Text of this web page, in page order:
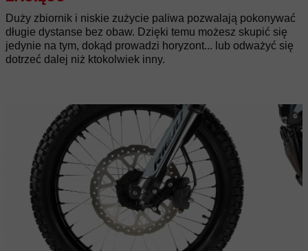
Duży zbiornik i niskie zużycie paliwa pozwalają pokonywać
długie dystanse bez obaw. Dzięki temu możesz skupić się
jedynie na tym, dokąd prowadzi horyzont... lub odważyć się
dotrzeć dalej niż ktokolwiek inny.